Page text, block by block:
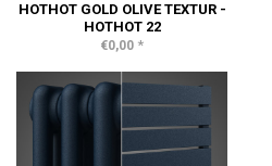
HOTHOT GOLD OLIVE TEXTUR -
HOTHOT 22
€0,00 *